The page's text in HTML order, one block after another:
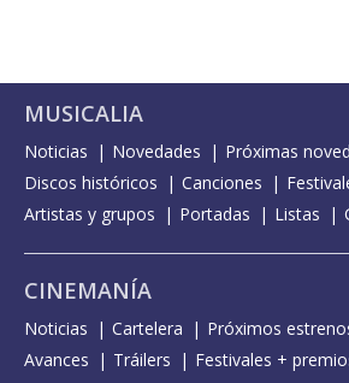
MUSICALIA
Noticias Novedades
Próximas
Discos históricos
Canciones
Artistas y grupos
Portadas Listas
CINEMANÍA
Noticias Cartelera Próximos
Avances
Tráilers
Festivales +